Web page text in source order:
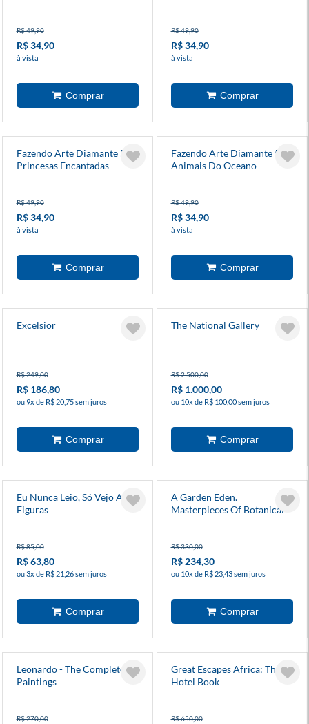
R$ 49,90
R$ 34,90
à vista
R$ 49,90
R$ 34,90
à vista
Fazendo Arte Diamante 5d -
Princesas Encantadas
R$ 49,90
R$ 34,90
à vista
Fazendo Arte Diamante 5d -
Animais Do Oceano
R$ 49,90
R$ 34,90
à vista
Excelsior
R$ 249,00
R$ 186,80
ou 9x de R$ 20,75 sem juros
The National Gallery
R$ 2.500,00
R$ 1.000,00
ou 10x de R$ 100,00 sem juros
Eu Nunca Leio, Só Vejo As
Figuras
R$ 85,00
R$ 63,80
ou 3x de R$ 21,26 sem juros
A Garden Eden.
Masterpieces Of Botanical
R$ 330,00
R$ 234,30
ou 10x de R$ 23,43 sem juros
Leonardo - The Complete
Paintings
R$ 270,00
Great Escapes Africa: The
Hotel Book
R$ 650,00